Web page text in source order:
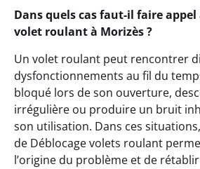
Dans quels cas faut-il faire
volet roulant à Morizès ?
Un volet roulant peut rencontrer
dysfonctionnements au fil du
bloqué lors de son ouverture,
irrégulière ou produire un bruit
son utilisation. Dans ces
de Déblocage volets roulant
l’origine du problème et de